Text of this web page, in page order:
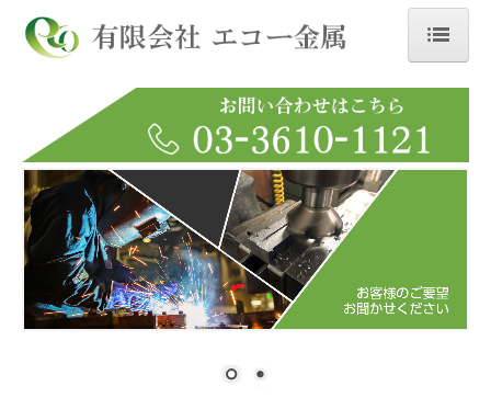
当社が選ばれる理由
製品紹介
設備紹介
会社案内
よくある質問